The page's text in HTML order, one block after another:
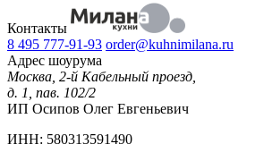
Контакты
8 495 777-91-93 order@kuhnimilana.ru
Адрес шоурума
Москва, 2-й Кабельный проезд,
д. 1, пав. 102/2
ИП Осипов Олег Евгеньевич
ИНН: 580313591490